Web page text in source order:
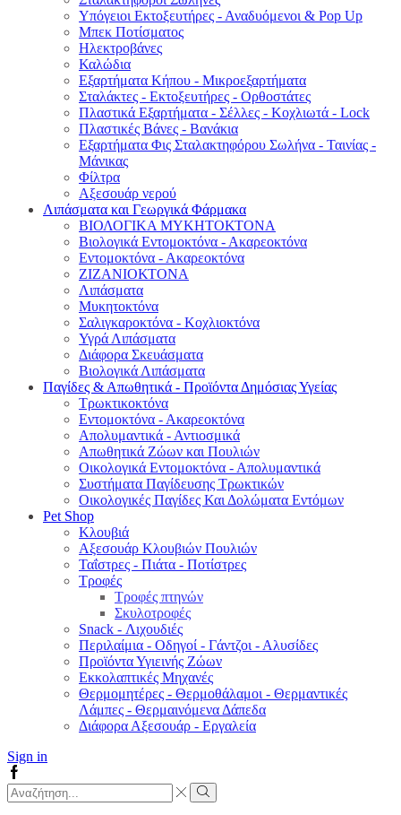
Υπόγειοι Εκτοξευτήρες - Αναδυόμενοι & Pop Up
Μπεκ Ποτίσματος
Ηλεκτροβάνες
Καλώδια
Εξαρτήματα Κήπου - Μικροεξαρτήματα
Σταλάκτες - Εκτοξευτήρες - Ορθοστάτες
Πλαστικά Εξαρτήματα - Σέλλες - Κοχλιωτά - Lock
Πλαστικές Βάνες - Βανάκια
Εξαρτήματα Φις Σταλακτηφόρου Σωλήνα - Ταινίας -
Μάνικας
Φίλτρα
Αξεσουάρ νερού
Λιπάσματα και Γεωργικά Φάρμακα
ΒΙΟΛΟΓΙΚΑ ΜΥΚΗΤΟΚΤΟΝΑ
Βιολογικά Εντομοκτόνα - Ακαρεοκτόνα
Εντομοκτόνα - Ακαρεοκτόνα
ΖΙΖΑΝΙΟΚΤΟΝΑ
Λιπάσματα
Μυκητοκτόνα
Σαλιγκαροκτόνα - Κοχλιοκτόνα
Υγρά Λιπάσματα
Διάφορα Σκευάσματα
Βιολογικά Λιπάσματα
Παγίδες & Απωθητικά - Προϊόντα Δημόσιας Υγείας
Τρωκτικοκτόνα
Εντομοκτόνα - Ακαρεοκτόνα
Απολυμαντικά - Αντιοσμικά
Απωθητικά Ζώων και Πουλιών
Οικολογικά Εντομοκτόνα - Απολυμαντικά
Συστήματα Παγίδευσης Τρωκτικών
Οικολογικές Παγίδες Και Δολώματα Εντόμων
Pet Shop
Κλουβιά
Αξεσουάρ Κλουβιών Πουλιών
Ταΐστρες - Πιάτα - Ποτίστρες
Τροφές
Τροφές πτηνών
Σκυλοτροφές
Snack - Λιχουδιές
Περιλαίμια - Οδηγοί - Γάντζοι - Αλυσίδες
Προϊόντα Υγιεινής Ζώων
Εκκολαπτικές Μηχανές
Θερμομητέρες - Θερμοθάλαμοι - Θερμαντικές
Λάμπες - Θερμαινόμενα Δάπεδα
Διάφορα Αξεσουάρ - Εργαλεία
Sign in
Facebook
Search
input
Search